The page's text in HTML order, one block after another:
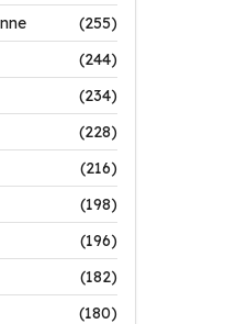
(255)
(244)
(234)
(228)
(216)
(198)
(196)
(182)
(180)